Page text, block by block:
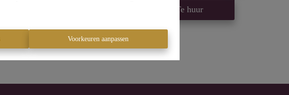
Voorkeuren aanpassen
Te huur